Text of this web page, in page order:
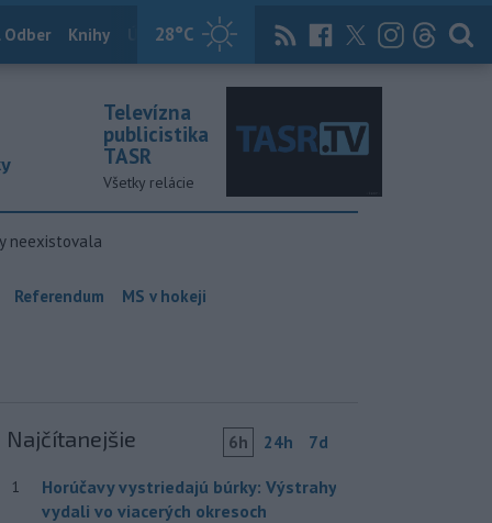
28°C
Odber Knihy Útulkovo Magazín News Now Archív
Televízna
publicistika
TASR
Všetky relácie
neexistovala
Referendum MS v hokeji
Najčítanejšie 6h 24h 7d
1
Horúčavy vystriedajú búrky: Výstrahy
vydali vo viacerých okresoch